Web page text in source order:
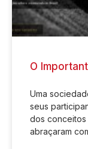
O
Uma
seus
dos
abraçaram